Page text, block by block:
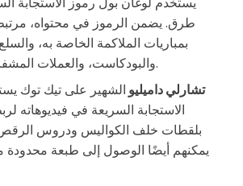
طرق. يضمن الرموز في محتواه،
بمباريات الملاكمة الخاصة به، والسلع
والبودكاست، والعملات المشفرة، وغيرها.
تشارلي داميليو الشهير على تيك توك
الاستجابة السريعة في فيديوهاته
بلقطات خلف الكواليس ودروس
يمكنهم أيضًا الوصول إلى طبعة محدودة